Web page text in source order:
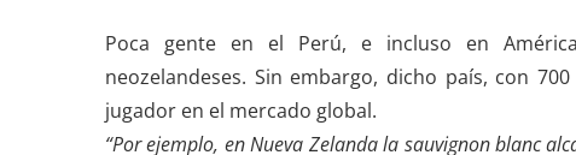
Poca gente en el Perú, e incluso en
neozelandeses. Sin embargo, dicho país, con
jugador en el mercado global.
“Por ejemplo, en Nueva Zelanda la sauvignon blanc